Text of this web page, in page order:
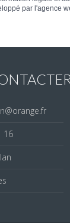
par l'agence
16